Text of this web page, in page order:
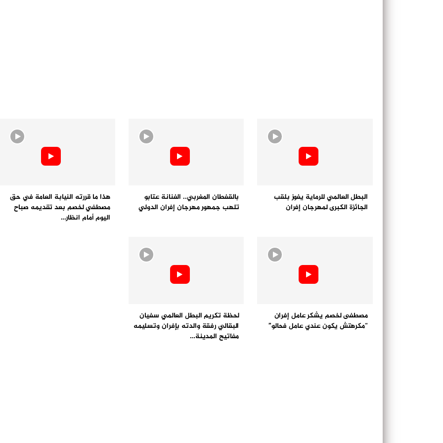
البطل العالمي للرماية يفوز بلقب
الجائزة الكبرى لمهرجان إفران
بالقفطان المغربي.. الفنانة عتابو
تلهب جمهور مهرجان إفران الدولي
هذا ما قررته النيابة العامة في حق
مصطفي لخصم بعد تقديمه صباح
اليوم أمام انظار…
مصطفى لخصم يشكر عامل إفران
“مكرهتش يكون عندي عامل فحالو”
لحظة تكريم البطل العالمي سفيان
البقالي رفقة والدته بإفران وتسليمه
مفاتيح المدينة…